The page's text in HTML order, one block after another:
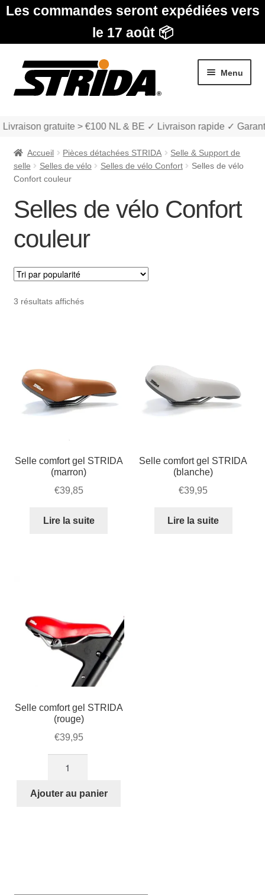
Les commandes seront expédiées vers
le 17 août 📦
Aller
la
Aller
contenu
Menu
Les Modèles
boutique
Mon compte et Support
Panier
gratuite > €100 NL & BE ✓ Livraison rapide ✓
Accueil Pièces détachées STRIDA
Selle & Support de
selle
Selles de vélo Selles de vélo Confort
Selles de vélo
Confort couleur
Selles de vélo Confort
couleur
3 résultats affichésTrié
Selle comfort gel STRIDA
(marron)
€39,85
Lire la suite
Selle comfort gel STRIDA
(blanche)
€39,95
Lire la suite
Selle comfort gel STRIDA
(rouge)
€39,95
Selle
Ajouter au panier